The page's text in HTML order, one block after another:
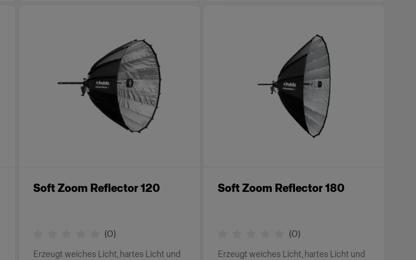
Soft Zoom Reflector 120
(0)
Erzeugt weiches Licht, hartes Licht und
Soft Zoom Reflector 180
(0)
Erzeugt weiches Licht, hartes Licht und